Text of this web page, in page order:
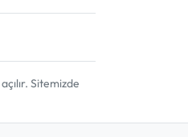
Sitemizde